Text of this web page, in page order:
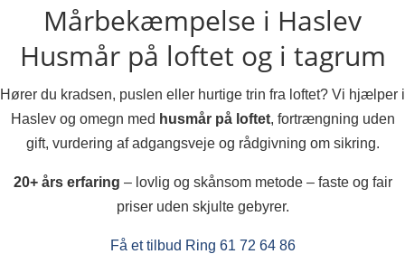
Mårbekæmpelse i Haslev
Husmår på loftet og i tagrum
Hører du kradsen, puslen eller hurtige trin fra loftet? Vi hjælper i
Haslev og omegn med husmår på loftet, fortrængning uden
gift, vurdering af adgangsveje og rådgivning om sikring.
20+ års erfaring – lovlig og skånsom metode – faste og fair
priser uden skjulte gebyrer.
Få et tilbud Ring 61 72 64 86